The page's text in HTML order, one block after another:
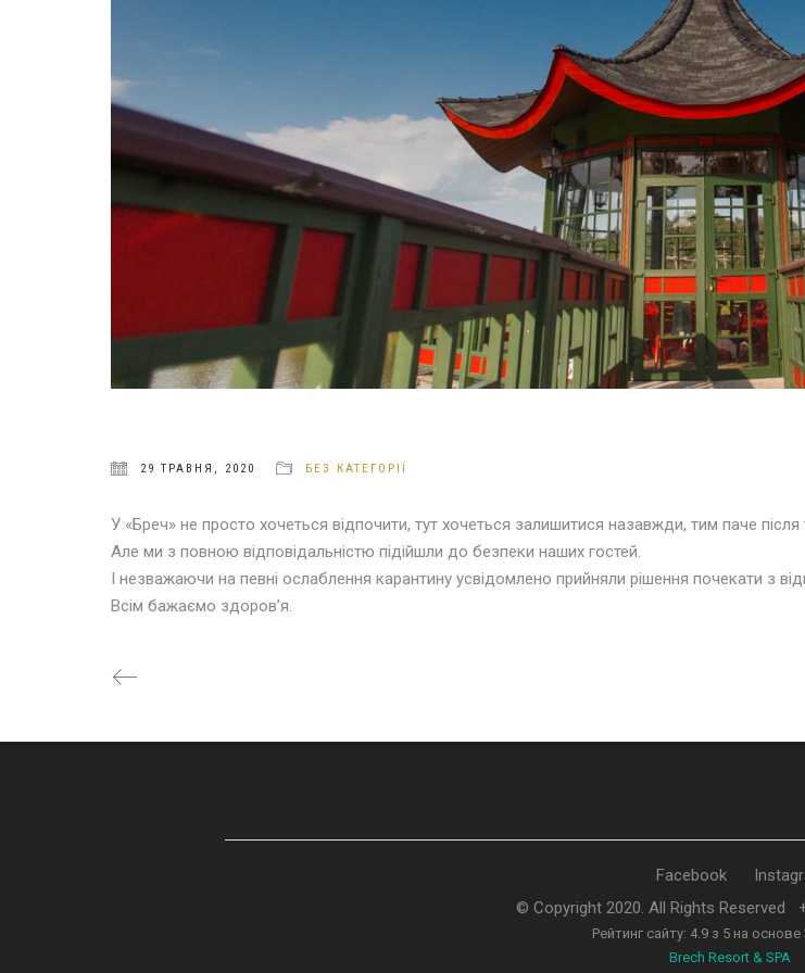
29 ТРАВНЯ, 2020 БЕЗ КАТЕГОРІЇ
У «Бреч» не просто хочеться відпочити, тут хочеться залишитися назавжди, тим паче після
Але ми з повною відповідальністю підійшли до безпеки наших гостей.
І незважаючи на певні ослаблення карантину усвідомлено прийняли рішення почекати з
Всім бажаємо здоров’я.
Facebook
© Copyright 2020. All Rights Reserved
Рейтинг сайту: 4.9з 5 на основе
Brech Resort & SPA